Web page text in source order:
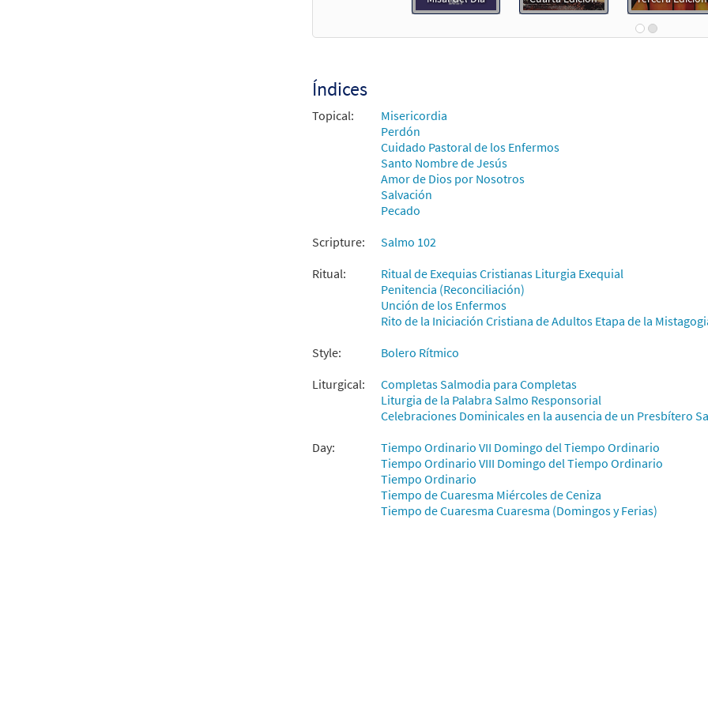
from Flor y Canto tercera edición
Salmo 102: El Senor Es Compasivo [Coral – Descargue]
From Alabanza Coral
30132126 DIGITAL Agregar al carrito
Índices
Topical:
Misericordia
Perdón
Cuidado Pastoral de los Enfermos
Santo Nombre de Jesús
Amor de Dios por Nosotros
Salvación
Pecado
Scripture:
Salmo 102
Ritual:
Ritual de Exequias Cristianas Liturgia Exequial
Penitencia (Reconciliación)
Unción de los Enfermos
Rito de la Iniciación Cristiana de Adultos Etapa de la
Style:
Bolero Rítmico
Liturgical:
Completas Salmodia para Completas
Liturgia de la Palabra Salmo Responsorial
Celebraciones Dominicales en la ausencia de un Presbítero
Day:
Tiempo Ordinario VII Domingo del Tiempo Ordinario
Tiempo Ordinario VIII Domingo del Tiempo Ordinario
Tiempo Ordinario
Tiempo de Cuaresma Miércoles de Ceniza
Tiempo de Cuaresma Cuaresma (Domingos y Ferias)